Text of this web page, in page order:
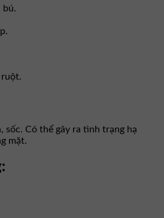
bú.
sốc. Có thể gây ra tình trạng hạ
mặt.